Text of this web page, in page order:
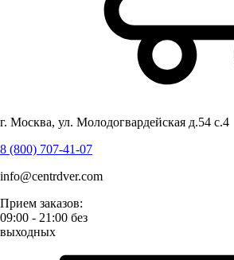
г. Москва, ул. Молодогвардейская д.54 с.4
8 (800) 707-41-07
info@centrdver.com
Прием заказов:
09:00 - 21:00 без
выходных